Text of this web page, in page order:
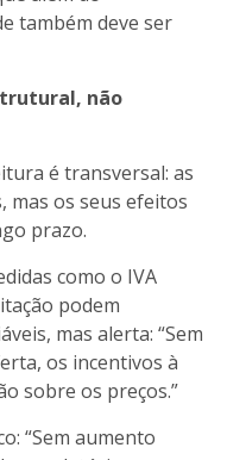
também deve ser
não
é transversal: as
mas os seus efeitos
prazo.
como o IVA
podem
mas alerta: “Sem
os incentivos à
sobre os preços.”
“Sem aumento